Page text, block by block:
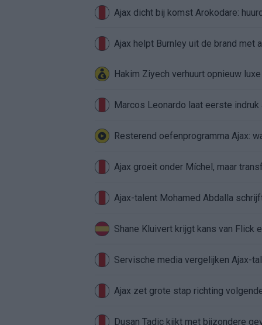
Ajax dicht bij komst Arokodare:
Ajax helpt Burnley uit de brand met
Hakim Ziyech verhuurt opnieuw
Marcos Leonardo laat eerste
Resterend oefenprogramma Ajax:
Ajax groeit onder Míchel, maar
Ajax-talent Mohamed Abdalla
Shane Kluivert krijgt kans van Flick
Servische media vergelijken Ajax-
Ajax zet grote stap richting
Dusan Tadic kijkt met bijzondere